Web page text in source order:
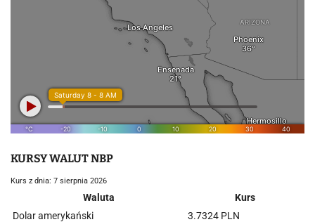
KURSY WALUT NBP
Kurs z dnia: 7 sierpnia 2026
Waluta
Kurs
Dolar amerykański
3.7324 PLN